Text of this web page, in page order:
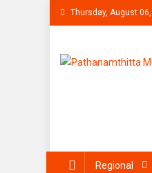
Skip
to
Thursday, August
Regional